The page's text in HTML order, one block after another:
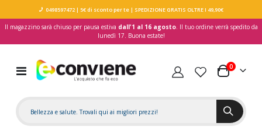
0498597472| 5€ di sconto per te| SPEDIZIONE GRATIS OLTRE I 49,90€
Il magazzino sarà chiuso per pausa estiva dall'1 al 16 agosto. Il tuo ordine verrà spedito da
lunedì 17. Buona estate!
Toggle
Nav
Carrello
0elementi